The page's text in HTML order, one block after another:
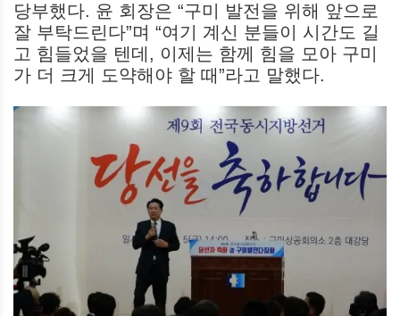
당부했다. 윤 회장은 “구미 발전을 위해 앞으로
잘 부탁드린다”며 “여기 계신 분들이 시간도 길
고 힘들었을 텐데, 이제는 함께 힘을 모아 구미
가 더 크게 도약해야 할 때”라고 말했다.